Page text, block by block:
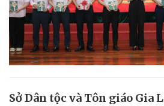
Sở Dân tộc và Tôn giáo Gia